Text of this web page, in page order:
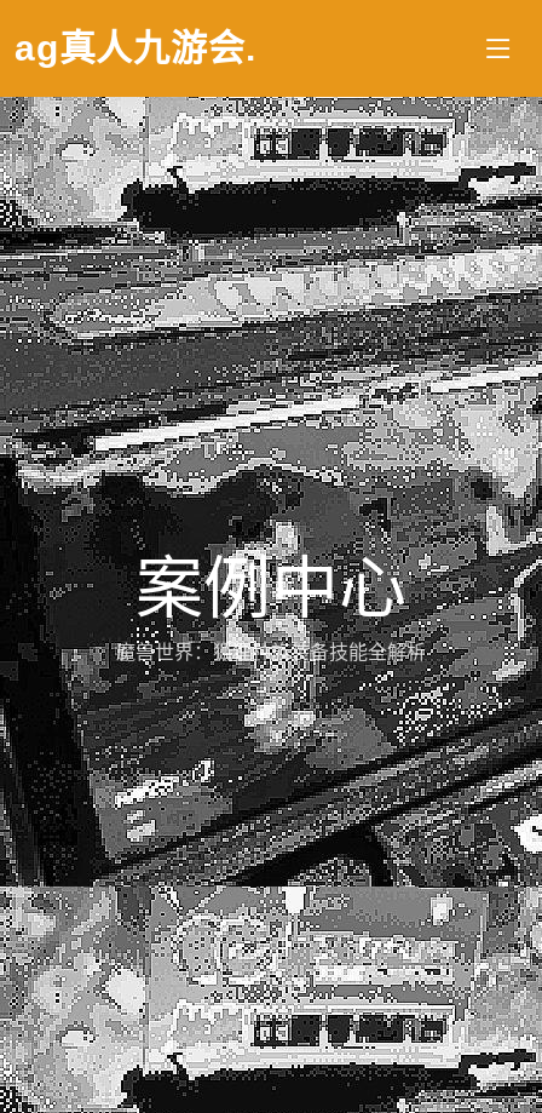
ag真人九游会.
案例中心
魔兽世界：狐狸种族装备技能全解析